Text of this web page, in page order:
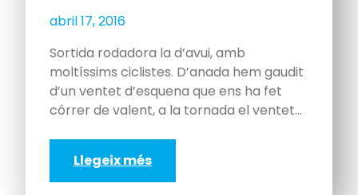
abril 17, 2016
Sortida rodadora la d’avui, amb
moltíssims ciclistes. D’anada hem gaudit
d’un ventet d’esquena que ens ha fet
córrer de valent, a la tornada el ventet…
Llegeix més